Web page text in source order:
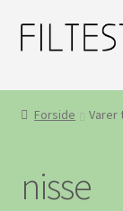
Spring
til
Spring
til
Videoer
Forside Varer
nisse